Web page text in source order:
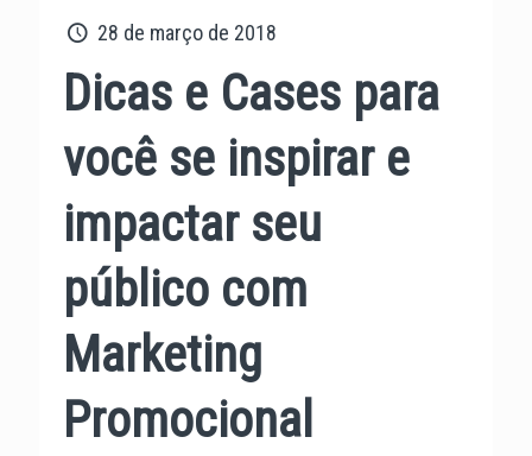
28 de março de 2018
Dicas e Cases para
você se inspirar e
impactar seu
público com
Marketing
Promocional